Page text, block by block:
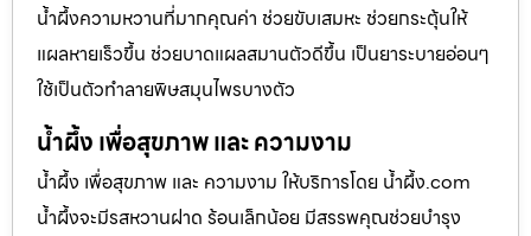
น้ำผึ้งความหวานที่มากคุณค่า ช่วยขับเสมหะ ช่วยกระตุ้นให้
แผลหายเร็วขึ้น ช่วยบาดแผลสมานตัวดีขึ้น เป็นยาระบายอ่อนๆ
ใช้เป็นตัวทำลายพิษสมุนไพรบางตัว
น้ำผึ้ง เพื่อสุขภาพ และ ความงาม
น้ำผึ้ง เพื่อสุขภาพ และ ความงาม ให้บริการโดย น้ำผึ้ง.com
น้ำผึ้งจะมีรสหวานฝาด ร้อนเล็กน้อย มีสรรพคุณช่วยบำรุง